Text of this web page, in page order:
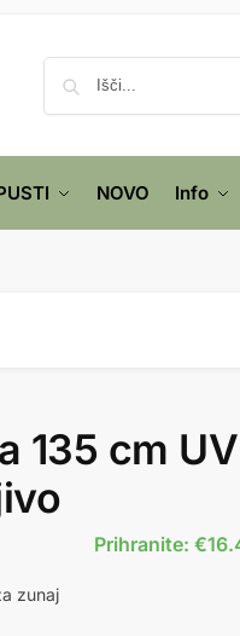
NOVO Info
135 cm UV
Prihranite:
zunaj